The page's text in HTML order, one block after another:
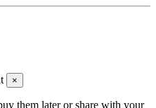
×
them later or share with your